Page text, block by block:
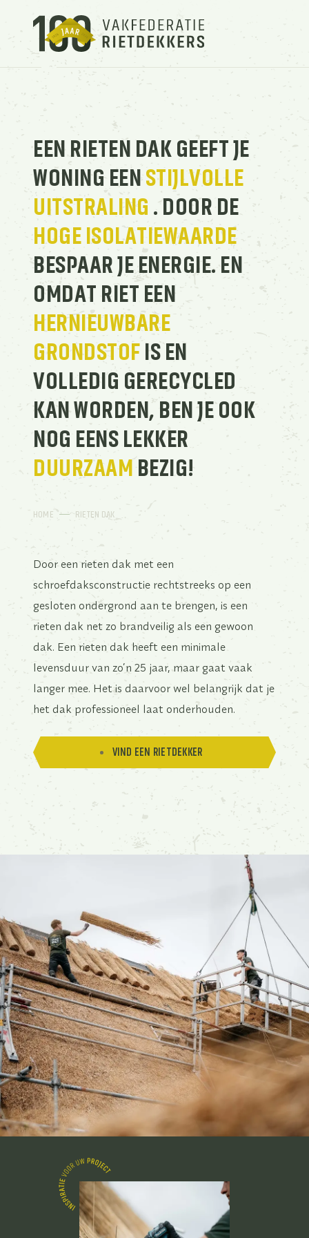
EEN RIETEN DAK GEEFT JE
WONING EEN STIJLVOLLE
UITSTRALING . DOOR DE
HOGE ISOLATIEWAARDE
BESPAAR JE ENERGIE. EN
OMDAT RIET EEN
HERNIEUWBARE
GRONDSTOF IS EN
VOLLEDIG GERECYCLED
KAN WORDEN, BEN JE OOK
NOG EENS LEKKER
DUURZAAM BEZIG!
HOME RIETEN DAK
Door een rieten dak met een
schroefdaksconstructie rechtstreeks op een
gesloten ondergrond aan te brengen, is een
rieten dak net zo brandveilig als een gewoon
dak. Een rieten dak heeft een minimale
levensduur van zo’n 25 jaar, maar gaat vaak
langer mee. Het is daarvoor wel belangrijk dat je
het dak professioneel laat onderhouden.
VIND EEN RIETDEKKER